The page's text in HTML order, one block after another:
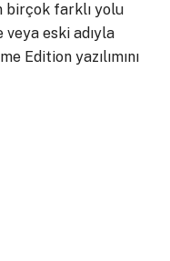
birçok farklı yolu
veya eski adıyla
Edition yazılımını